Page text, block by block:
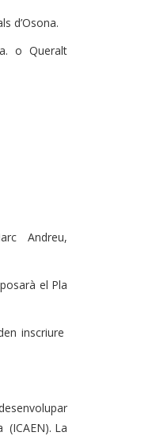
d’Osona.
o Queralt
Andreu,
el Pla
inscriure
(ICAEN). La